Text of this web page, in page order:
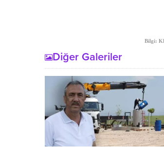
Bilgi:
Diğer Galeriler